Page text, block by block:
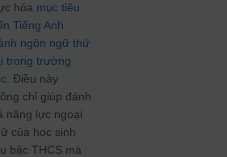
hóa mục tiêu
Tiếng Anh
ngôn ngữ thứ
trong trường
. Điều này
chỉ giúp đánh
năng lực ngoại
của học sinh
bậc THCS mà